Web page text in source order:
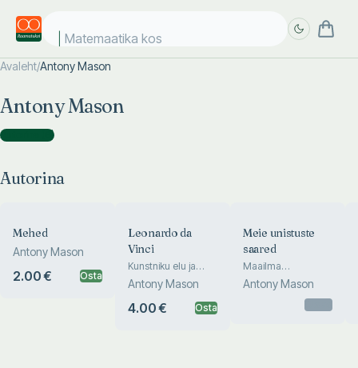
Matemaatika kosm
Avaleht/Antony Mason
Antony Mason
Autorina )
Autorina
Mehed
Antony Mason
2.00 € Osta
Leonardo da
Vinci
Kunstniku elu ja
loomingu tutvustus
Antony Mason
4.00 € Osta
Meie unistuste
saared
Maailma
vapustavaimad
paigad
Antony Mason